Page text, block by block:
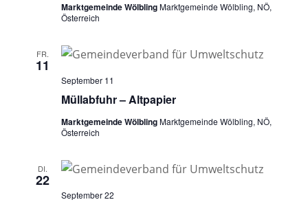
Marktgemeinde WölblingMarktgemeinde Wölbling, NÖ,
Österreich
FR.
11
Müllabfuhr – Altpapier
September 11
Marktgemeinde WölblingMarktgemeinde Wölbling, NÖ,
Österreich
DI.
22
September 22